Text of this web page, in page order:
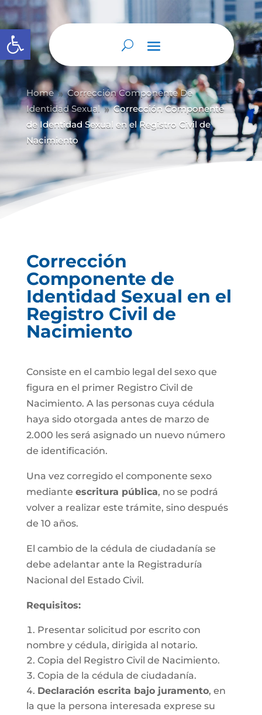
Abrir barra de herramientas
Home 9 Corrección Componente De
Identidad Sexual 9 Corrección Componente
de Identidad Sexual en el Registro Civil de
Nacimiento
Corrección
Componente de
Identidad Sexual en el
Registro Civil de
Nacimiento
Consiste en el cambio legal del sexo que
figura en el primer Registro Civil de
Nacimiento. A las personas cuya cédula
haya sido otorgada antes de marzo de
2.000 les será asignado un nuevo número
de identificación.
Una vez corregido el componente sexo
mediante escritura pública, no se podrá
volver a realizar este trámite, sino después
de 10 años.
El cambio de la cédula de ciudadanía se
debe adelantar ante la Registraduría
Nacional del Estado Civil.
Requisitos:
Presentar solicitud por escrito con
nombre y cédula, dirigida al notario.
Copia del Registro Civil de Nacimiento.
Copia de la cédula de ciudadanía.
Declaración escrita bajo juramento, en
la que la persona interesada exprese su